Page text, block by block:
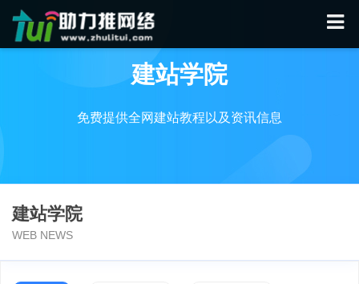
建站学院
免费提供全网建站教程以及资讯信息
建站学院
WEB NEWS